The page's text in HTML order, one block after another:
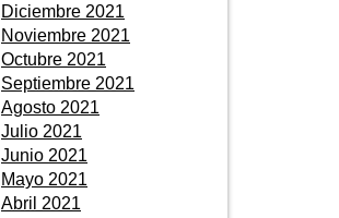
Diciembre 2021
Noviembre 2021
Octubre 2021
Septiembre 2021
Agosto 2021
Julio 2021
Junio 2021
Mayo 2021
Abril 2021